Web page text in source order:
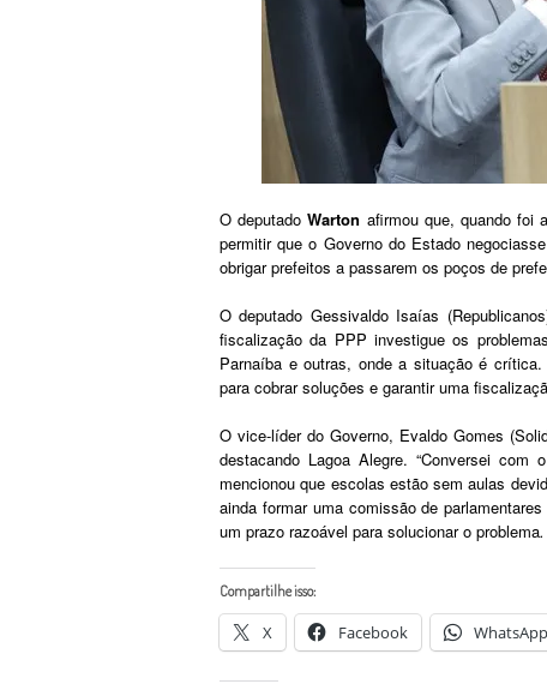
O deputado Warton afirmou que, quando foi
permitir que o Governo do Estado
obrigar prefeitos a passarem os poços de
O deputado Gessivaldo Isaías
fiscalização da PPP investigue os
Parnaíba e outras, onde a situação é
para cobrar soluções e garantir uma
O vice-líder do Governo, Evaldo Gomes
destacando Lagoa Alegre. “Conversei
mencionou que escolas estão sem aulas
ainda formar uma comissão de
um prazo razoável para solucionar o problema
Compartilhe isso:
X Facebook WhatsApp